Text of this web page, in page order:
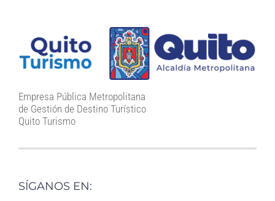
Empresa Pública Metropolitana
de Gestión de Destino Turístico
Quito Turismo
SÍGANOS EN: